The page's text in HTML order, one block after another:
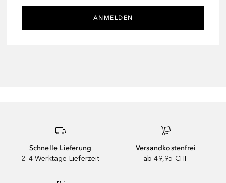
ANMELDEN
Schnelle Lieferung
2–4 Werktage Lieferzeit
Versandkostenfrei
ab 49,95 CHF